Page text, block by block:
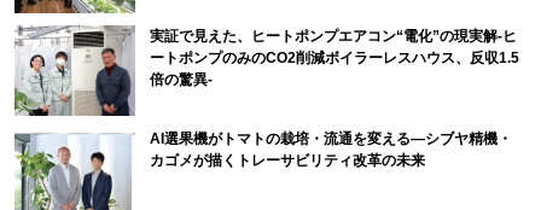
実証で見えた、ヒートポンプエアコン“電化”の現実解-ヒ
ートポンプのみのCO2削減ボイラーレスハウス、反収1.5
倍の驚異-
AI選果機がトマトの栽培・流通を変える―シブヤ精機・
カゴメが描くトレーサビリティ改革の未来